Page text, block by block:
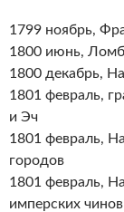
1799 ноябрь,
1800 июнь,
1800 декабрь,
1801 февраль,
и Эч
1801 февраль,
городов
1801 февраль,
имперских